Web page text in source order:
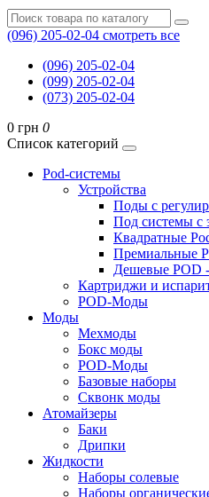
(096) 205-02-04 смотреть все
(096) 205-02-04
(099) 205-02-04
(073) 205-02-04
0 грн 0
Список категорий
Pod-системы
Устройства
Поды с
Под системы с
Квадратные
Премиальные
Дешевые POD
Картриджи и
POD-Моды
Моды
Мехмоды
Бокс моды
POD-Моды
Базовые наборы
Сквонк моды
Атомайзеры
Баки
Дрипки
Жидкости
Наборы солевые
Наборы